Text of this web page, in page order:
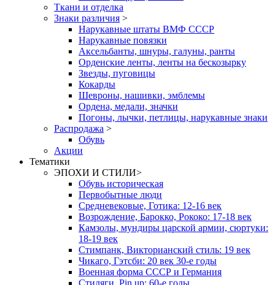
Ткани и отделка
Знаки различия >
Нарукавные штаты ВМФ СССР
Нарукавные повязки
Аксельбанты, шнуры, галуны, ранты
Орденские ленты, ленты на бескозырку
Звезды, пуговицы
Кокарды
Шевроны, нашивки, эмблемы
Ордена, медали, значки
Погоны, лычки, петлицы, нарукавные знаки
Распродажа >
Обувь
Акции
Тематики
ЭПОХИ И СТИЛИ>
Обувь историческая
Первобытные люди
Средневековые, Готика: 12-16 век
Возрождение, Барокко, Рококо: 17-18 век
Камзолы, мундиры царской армии, сюртуки:
18-19 век
Стимпанк, Викторианский стиль: 19 век
Чикаго, Гэтсби: 20 век 30-е годы
Военная форма СССР и Германия
Стиляги, Pin up: 60-е годы